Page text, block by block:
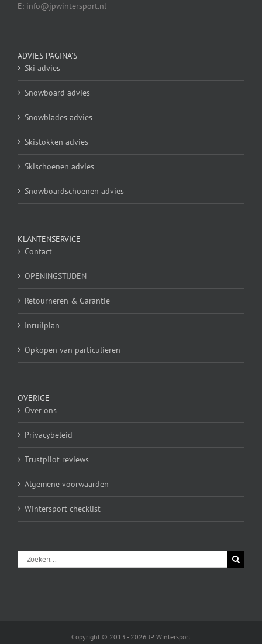
E: info@jpwintersport.nl
ADVIES PAGINA’S
Ski advies
Snowboard advies
Snowblades advies
Skistokken advies
Skischoenen advies
Snowboardschoenen advies
KLANTENSERVICE
Contact
OPENINGSTIJDEN
Retourneren & Garantie
Inruilplan
Opkopen van particulieren
OVERIGE
Over ons
Privacybeleid
Trustpilot reviews
Algemene voorwaarden
Wintersport checklist
Zoeken
naar:
Copyright © 2013 - 2026 JP Wintersport